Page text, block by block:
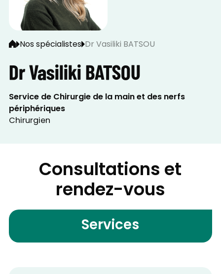
Nos spécialistes Dr Vasiliki BATSOU
Dr Vasiliki BATSOU
Service de Chirurgie de la main et des nerfs
périphériques
Chirurgien
Consultations et
rendez-vous
Services